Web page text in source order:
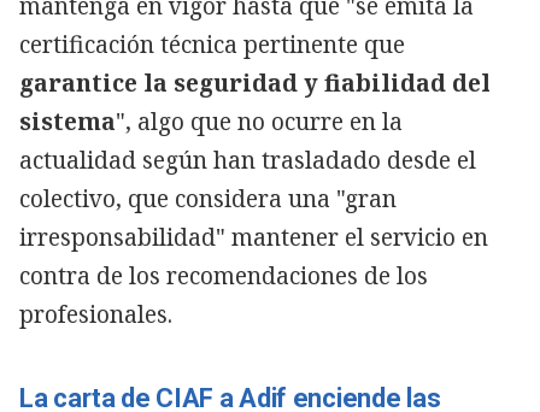
certificación técnica pertinente que
garantice la seguridad y fiabilidad del
sistema", algo que no ocurre en la
actualidad según han trasladado desde el
colectivo, que considera una "gran
irresponsabilidad" mantener el servicio en
contra de los recomendaciones de los
profesionales.
La carta de CIAF a Adif enciende las